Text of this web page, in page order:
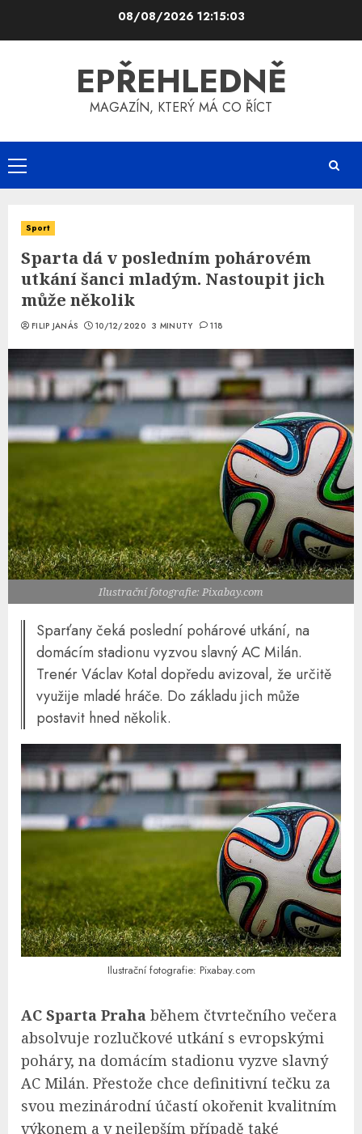
08/08/2026 12:15:04
EPŘEHLEDNĚ
MAGAZÍN, KTERÝ MÁ CO ŘÍCT
Primary
Menu
Sport
Sparta dá v posledním pohárovém
utkání šanci mladým. Nastoupit jich
může několik
FILIP JANÁS 10/12/2020 3 MINUTY 118
Ilustrační fotografie: Pixabay.com
Sparťany čeká poslední pohárové utkání, na
domácím stadionu vyzvou slavný AC Milán.
Trenér Václav Kotal dopředu avizoval, že určitě
využije mladé hráče. Do základu jich může
postavit hned několik.
Ilustrační fotografie: Pixabay.com
AC Sparta Praha během čtvrtečního večera
absolvuje rozlučkové utkání s evropskými
poháry, na domácím stadionu vyzve slavný
AC Milán. Přestože chce definitivní tečku za
svou mezinárodní účastí okořenit kvalitním
výkonem a v nejlepším případě také